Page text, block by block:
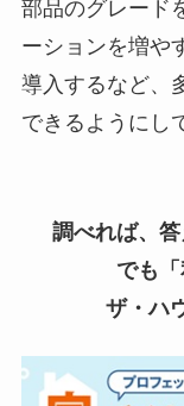
部品のグレード
ーションを増や
導入するなど、
できるようにし
調べれば、答
でも「
ザ・ハ